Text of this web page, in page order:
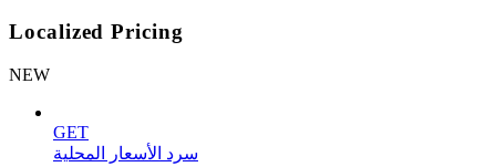
Localized Pricing
NEW
GET
سرد الأسعار المحلية